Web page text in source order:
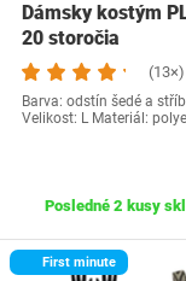
Dámsky kostým
20 storočia
(13×)
Barva: odstín šedé a
Velikost: L Materiál:
Posledné 2 kusy
First minute